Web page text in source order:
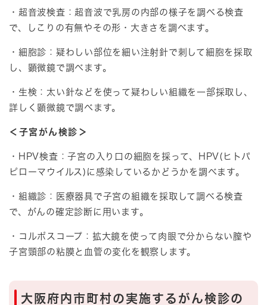
・超音波検査：超音波で乳房の内部の様子を調べる検査
で、しこりの有無やその形・大きさを調べます。
・細胞診：疑わしい部位を細い注射針で刺して細胞を採取
し、顕微鏡で調べます。
・生検：太い針などを使って疑わしい組織を一部採取し、
詳しく顕微鏡で調べます。
＜子宮がん検診＞
・HPV検査：子宮の入り口の細胞を採って、HPV(ヒトパ
ピローマウイルス)に感染しているかどうかを調べます。
・組織診：医療器具で子宮の組織を採取して調べる検査
で、がんの確定診断に用います。
・コルポスコープ：拡大鏡を使って肉眼で分からない膣や
子宮頸部の粘膜と血管の変化を観察します。
大阪府内市町村の実施するがん検診の